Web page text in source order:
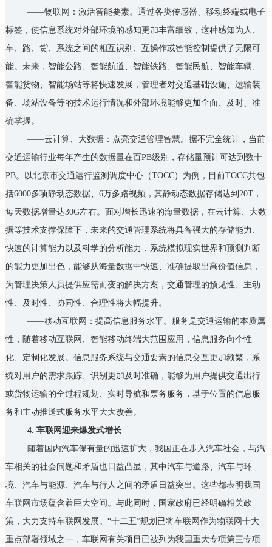
——物联网：激活智能要素。通过各类传感器、移动终端或电子
标签，使信息系统对外部环境的感知更加丰富细致，这种感知为人、
车、路、货、系统之间的相互识别、互操作或智能控制提供了无限可
能。未来，智能公路、智能航道、智能铁路、智能民航、智能车辆、
智能货物、智能场站等将快速发展，管理者对交通基础设施、运输装
备、场站设备等的技术运行情况和外部环境能够更加全面、及时、准
确掌握。
——云计算、大数据：点亮交通管理智慧。据不完全统计，当前
交通运输行业每年产生的数据量在百PB级别，存储量预计可达到数十
PB。以北京市交通运行监测调度中心（TOCC）为例，目前TOCC共包
括6000多项静动态数据、6万多路视频，其静动态数据存储达到20T，
每天数据增量达30G左右。面对增长迅速的海量数据，在云计算、大数
据等技术支撑保障下，未来的交通管理系统将具备强大的存储能力、
快速的计算能力以及科学的分析能力，系统模拟现实世界和预测判断
的能力更加出色，能够从海量数据中快速、准确提取出高价值信息，
为管理决策人员提供应需而变的解决方案，交通管理的预见性、主动
性、及时性、协同性、合理性将大幅提升。
——移动互联网：提高信息服务水平。服务是交通运输的本质属
性，随着移动互联网、智能移动终端大范围应用，信息服务向个性
化、定制化发展。信息服务系统与交通要素的信息交互更加频繁，系
统对用户的需求跟踪、识别更加及时准确，能够为用户提供交通出行
或货物运输的全过程规划、实时导航和票务服务，基于位置的信息服
务和主动推送式服务水平大大改善。
4. 车联网迎来爆发式增长
随着国内汽车保有量的迅速扩大，我国正在步入汽车社会，与汽
车相关的社会问题和矛盾也日益凸显，其中汽车与道路、汽车与环
境、汽车与能源、汽车与行人之间的矛盾日益突出。这些都表明我国
车联网市场蕴含着巨大空间。与此同时，国家政府已经明确相关政
策，大力支持车联网发展。“十二五”规划已将车联网作为物联网十大
重点部署领域之一，车联网有关项目已被列为我国重大专项第三专项